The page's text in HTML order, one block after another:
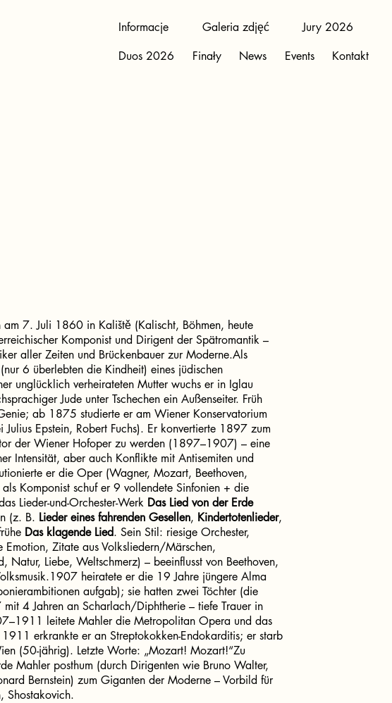
Informacje Galeria zdjęć
Jury 2026
Duos 2026
Finały News Events Kontakt
am 7. Juli 1860 in Kaliště (Kalischt, Böhmen, heute
Komponist und Dirigent der Spätromantik –
aller Zeiten und Brückenbauer zur Moderne.Als
6 überlebten die Kindheit) eines jüdischen
unglücklich verheirateten Mutter wuchs er in Iglau
Jude unter Tschechen ein Außenseiter. Früh
ab 1875 studierte er am Wiener Konservatorium
Julius Epstein, Robert Fuchs). Er konvertierte 1897 zum
der Wiener Hofoper zu werden (1897–1907) – eine
Intensität, aber auch Konflikte mit Antisemiten und
er die Oper (Wagner, Mozart, Beethoven,
Komponist schuf er 9 vollendete Sinfonien + die
Lieder-und-Orchester-Werk Das Lied von der Erde
(z. B. Lieder eines fahrenden Gesellen, Kindertotenlieder,
Das klagende Lied. Sein Stil: riesige Orchester,
Emotion, Zitate aus Volksliedern/Märschen,
Natur, Liebe, Weltschmerz) – beeinflusst von Beethoven,
heiratete er die 19 Jahre jüngere Alma
aufgab); sie hatten zwei Töchter (die
4 Jahren an Scharlach/Diphtherie – tiefe Trauer in
leitete Mahler die Metropolitan Opera und das
erkrankte er an Streptokokken-Endokarditis; er starb
(50-jährig). Letzte Worte: „Mozart! Mozart!“Zu
Mahler posthum (durch Dirigenten wie Bruno Walter,
Bernstein) zum Giganten der Moderne – Vorbild für
Shostakovich.